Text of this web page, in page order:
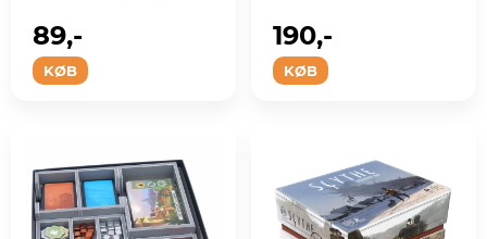
Exploration-
udvidelser...
KØB
89,-
Prelu...
KØB
190,-